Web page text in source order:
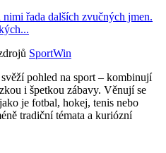
řada dalších zvučných jmen.
SportWin
pohled na sport – kombinují
i špetkou zábavy. Věnují se
je fotbal, hokej, tenis nebo
tradiční témata a kuriózní